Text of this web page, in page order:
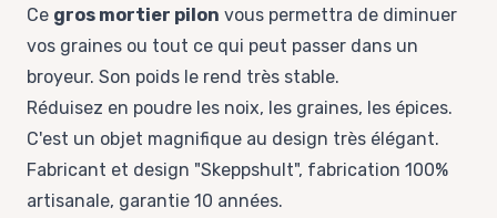
Ce gros mortier pilon vous permettra de diminuer
vos graines ou tout ce qui peut passer dans un
broyeur. Son poids le rend très stable.
Réduisez en poudre les noix, les graines, les épices.
C'est un objet magnifique au design très élégant.
Fabricant et design "Skeppshult", fabrication 100%
artisanale, garantie 10 années.